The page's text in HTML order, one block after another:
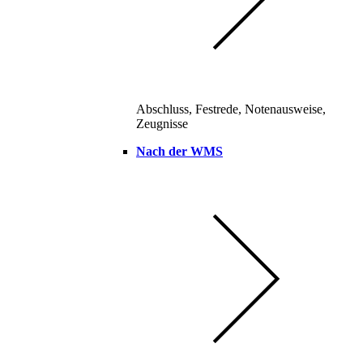
Abschluss, Festrede, Notenausweise,
Zeugnisse
Nach der WMS